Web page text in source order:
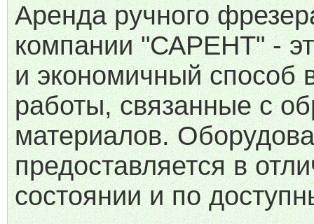
Аренда ручного
компании "САРЕНТ" -
и экономичный способ
работы, связанные с
материалов.
предоставляется в
состоянии и по